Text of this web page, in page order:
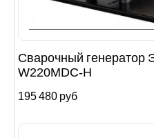
Сварочный генератор
W220MDC-H
195 480 руб